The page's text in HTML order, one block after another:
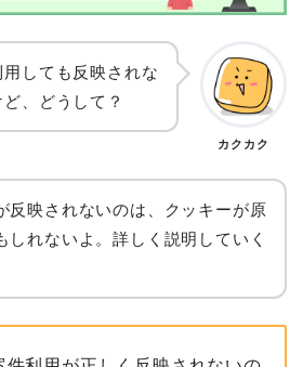
しても反映されな
、どうして？
カクカク
反映されないのは、クッキーが原
しれないよ。詳しく説明していく